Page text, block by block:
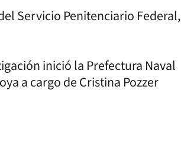
Servicio Penitenciario Federal,
inició la Prefectura Naval
a cargo de Cristina Pozzer